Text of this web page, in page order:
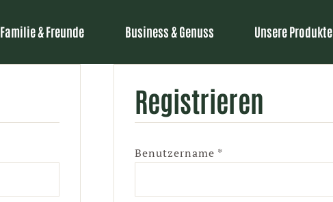
Familie & Freunde Business & Genuss Unsere Produkte
Registrieren
Benutzername *Erforderlich